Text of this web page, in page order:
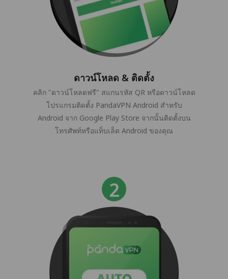
ดาวน์โหลด & ติดตั้ง
คลิก "ดาวน์โหลดฟรี" สแกนรหัส QR หรือดาวน์โหลด
โปรแกรมติดตั้ง PandaVPN Android สำหรับ
Android จาก Google Play Store จากนั้นติดตั้งบน
โทรศัพท์หรือแท็บเล็ต Android ของคุณ